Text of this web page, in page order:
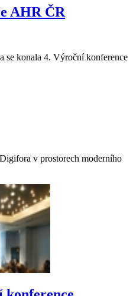
AHR ČR
se konala 4. Výroční konference
v prostorech moderního